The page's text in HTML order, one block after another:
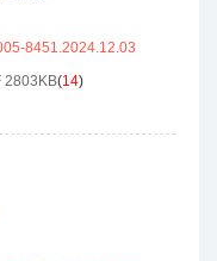
8451.2024.12.03
2803KB(14)